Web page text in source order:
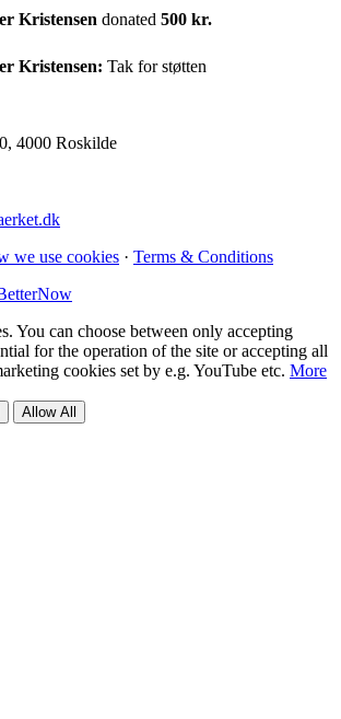
Kristensen donated 500 kr.
Kristensen: Tak for støtten
4000 Roskilde
we use cookies · Terms & Conditions
You can choose between only accepting
for the operation of the site or accepting all
cookies set by e.g. YouTube etc. More
Allow All